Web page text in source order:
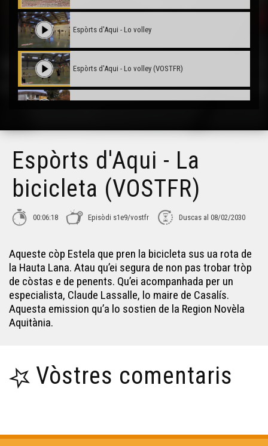
Espòrts d'Aqui - Lo volley
Espòrts d'Aqui - Lo volley (VOSTFR)
Espòrts d'Aqui - Las chancas
Espòrts d'Aqui - Las chancas (VOSTFR)
Espòrts d'Aqui - Las corsas landesas (VOSTFR)
Espòrts d'Aqui - Las corsas landesas
Espòrts d'Aqui - La
bicicleta (VOSTFR)
00:06:18 Episòdi s1e9/vostfr Duscas al 08/02/2030
Aqueste còp Estela que pren la bicicleta sus ua rota de
la Hauta Lana. Atau qu’ei segura de non pas trobar tròp
de còstas e de penents. Qu’ei acompanhada per un
especialista, Claude Lassalle, lo maire de Casalís.
Aquesta emission qu’a lo sostien de la Region Novèla
Aquitània.
Vòstres comentaris